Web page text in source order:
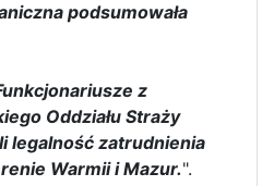
podsumowała
z
Oddziału Straży
legalność zatrudnienia
Warmii i Mazur.".